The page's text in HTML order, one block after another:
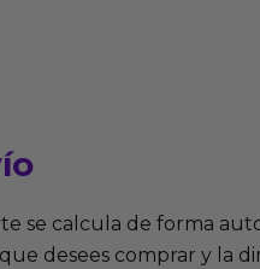
se calcula de forma
desees comprar y la